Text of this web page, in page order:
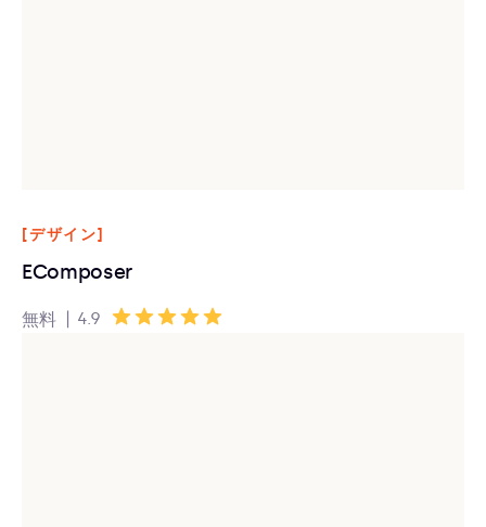
[デザイン]
EComposer
無料 | 4.9